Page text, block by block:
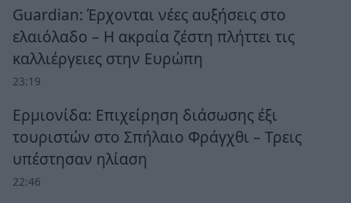
Guardian: Έρχονται νέες αυξήσεις στο
ελαιόλαδο – Η ακραία ζέστη πλήττει τις
καλλιέργειες στην Ευρώπη
23:19
Ερμιονίδα: Επιχείρηση διάσωσης έξι
τουριστών στο Σπήλαιο Φράγχθι – Τρεις
υπέστησαν ηλίαση
22:46